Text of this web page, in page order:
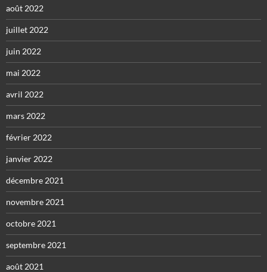
août 2022
juillet 2022
juin 2022
mai 2022
avril 2022
mars 2022
février 2022
janvier 2022
décembre 2021
novembre 2021
octobre 2021
septembre 2021
août 2021